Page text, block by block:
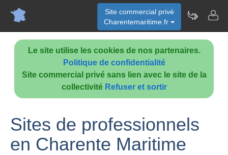
Le site utilise les cookies de nos partenaires.
Politique de confidentialité
Site commercial privé sans lien avec le site de la
collectivité Refuser et sortir
Site commercial privé
Charentemaritime.fr
Sites de professionnels
en Charente Maritime